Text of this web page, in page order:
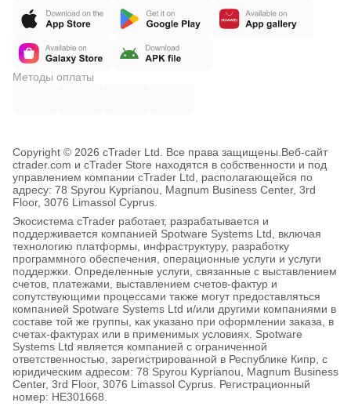
Методы оплаты
Copyright © 2026 cTrader Ltd. Все права защищены. Веб-сайт
ctrader.com и cTrader Store находятся в собственности и под
управлением компании cTrader Ltd, располагающейся по
адресу: 78 Spyrou Kyprianou, Magnum Business Center, 3rd
Floor, 3076 Limassol Cyprus.
Экосистема cTrader работает, разрабатывается и
поддерживается компанией Spotware Systems Ltd, включая
технологию платформы, инфраструктуру, разработку
программного обеспечения, операционные услуги и услуги
поддержки. Определенные услуги, связанные с выставлением
счетов, платежами, выставлением счетов-фактур и
сопутствующими процессами также могут предоставляться
компанией Spotware Systems Ltd и/или другими компаниями в
составе той же группы, как указано при оформлении заказа, в
счетах-фактурах или в применимых условиях. Spotware
Systems Ltd является компанией с ограниченной
ответственностью, зарегистрированной в Республике Кипр, с
юридическим адресом: 78 Spyrou Kyprianou, Magnum Business
Center, 3rd Floor, 3076 Limassol Cyprus. Регистрационный
номер: HE301668.